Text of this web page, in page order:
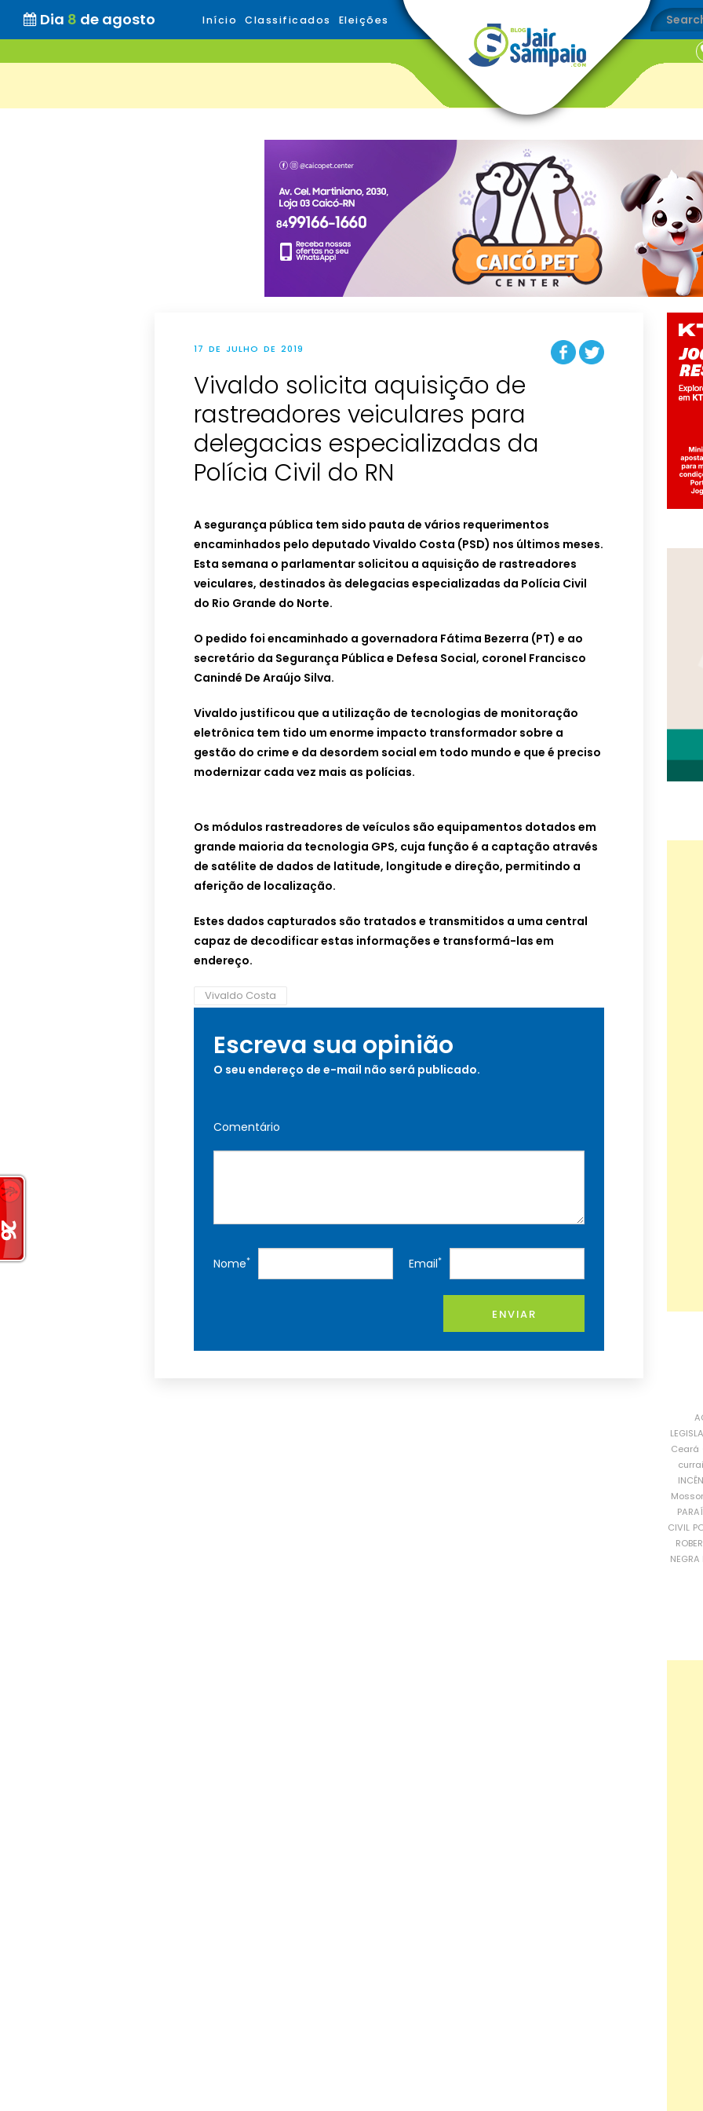
Dia 8 de agosto Início Classificados Eleições
17 DE JULHO DE 2019
Vivaldo solicita aquisição de
rastreadores veiculares para
delegacias especializadas da
Polícia Civil do RN
A segurança pública tem sido pauta de vários requerimentos
encaminhados pelo deputado Vivaldo Costa (PSD) nos últimos meses.
Esta semana o parlamentar solicitou a aquisição de rastreadores
veiculares, destinados às delegacias especializadas da Polícia Civil
do Rio Grande do Norte.
O pedido foi encaminhado a governadora Fátima Bezerra (PT) e ao
secretário da Segurança Pública e Defesa Social, coronel Francisco
Canindé De Araújo Silva.
Vivaldo justificou que a utilização de tecnologias de monitoração
eletrônica tem tido um enorme impacto transformador sobre a
gestão do crime e da desordem social em todo mundo e que é preciso
modernizar cada vez mais as polícias.
Os módulos rastreadores de veículos são equipamentos dotados em
grande maioria da tecnologia GPS, cuja função é a captação através
de satélite de dados de latitude, longitude e direção, permitindo a
aferição de localização.
Estes dados capturados são tratados e transmitidos a uma central
capaz de decodificar estas informações e transformá-las em
endereço.
Vivaldo Costa
Escreva sua opinião
O seu endereço de e-mail não será publicado.
Comentário
Nome* Email*
ENVIAR
Ceará
CIVIL
NEGRA